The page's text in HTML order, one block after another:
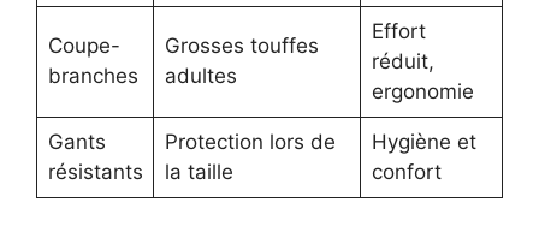
Coupe-
branches
Grosses touffes
adultes
Effort
réduit,
ergonomie
Gants
résistants
Protection lors de
la taille
Hygiène et
confort